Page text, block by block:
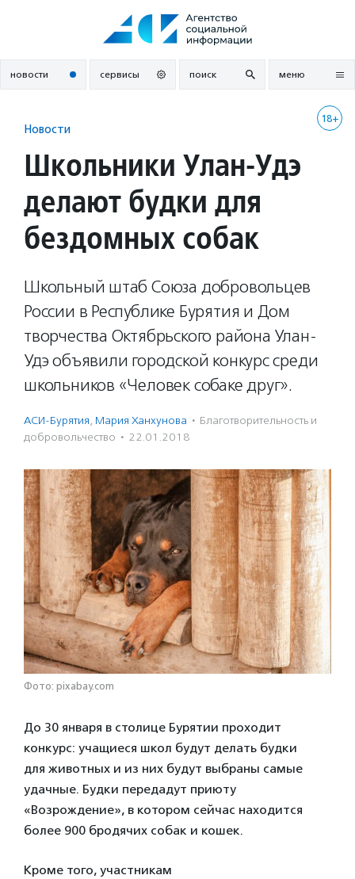
новости сервисы поиск меню
18+
Новости
Школьники Улан-Удэ
делают будки для
бездомных собак
Школьный штаб Союза добровольцев
России в Республике Бурятия и Дом
творчества Октябрьского района Улан-
Удэ объявили городской конкурс среди
школьников «Человек собаке друг».
АСИ-Бурятия, Мария Ханхунова · Благотвори­тель­ность и
доброволь­чест­во · 22.01.2018
Фото: pixabay.com
До 30 января в столице Бурятии проходит
конкурс: учащиеся школ будут делать будки
для животных и из них будут выбраны самые
удачные. Будки передадут приюту
«Возрождение», в котором сейчас находится
более 900 бродячих собак и кошек.
Кроме того, участникам